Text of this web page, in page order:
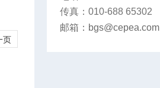
页
传真：010-688 65302
邮箱： bgs@cepea.com